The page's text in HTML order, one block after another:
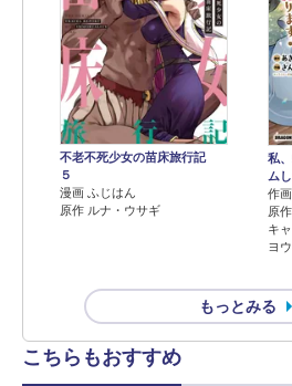
不老不死少女の苗床旅行記
５
漫画 ふじはん
原作 ルナ・ウサギ
私
ム
作
原
キ
ヨウ
もっとみる
こちらもおすすめ